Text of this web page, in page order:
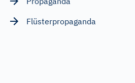
Flüsterpropaganda